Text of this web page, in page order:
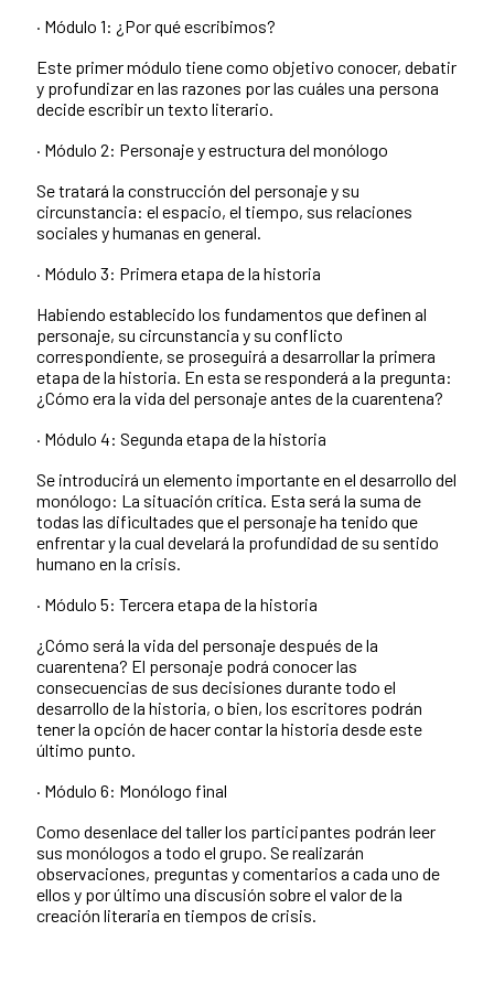
· Módulo 1: ¿Por qué escribimos?
Este primer módulo tiene como objetivo conocer, debatir
y profundizar en las razones por las cuáles una persona
decide escribir un texto literario.
· Módulo 2: Personaje y estructura del monólogo
Se tratará la construcción del personaje y su
circunstancia: el espacio, el tiempo, sus relaciones
sociales y humanas en general.
· Módulo 3: Primera etapa de la historia
Habiendo establecido los fundamentos que definen al
personaje, su circunstancia y su conflicto
correspondiente, se proseguirá a desarrollar la primera
etapa de la historia. En esta se responderá a la pregunta:
¿Cómo era la vida del personaje antes de la cuarentena?
· Módulo 4: Segunda etapa de la historia
Se introducirá un elemento importante en el desarrollo del
monólogo: La situación crítica. Esta será la suma de
todas las dificultades que el personaje ha tenido que
enfrentar y la cual develará la profundidad de su sentido
humano en la crisis.
· Módulo 5: Tercera etapa de la historia
¿Cómo será la vida del personaje después de la
cuarentena? El personaje podrá conocer las
consecuencias de sus decisiones durante todo el
desarrollo de la historia, o bien, los escritores podrán
tener la opción de hacer contar la historia desde este
último punto.
· Módulo 6: Monólogo final
Como desenlace del taller los participantes podrán leer
sus monólogos a todo el grupo. Se realizarán
observaciones, preguntas y comentarios a cada uno de
ellos y por último una discusión sobre el valor de la
creación literaria en tiempos de crisis.